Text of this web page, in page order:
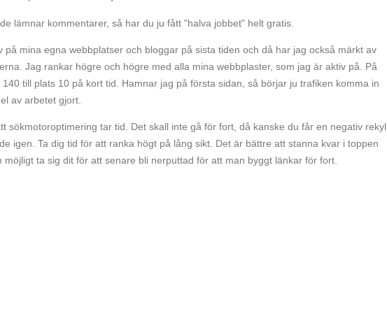
lämnar kommentarer, så har du ju fått "halva jobbet" helt gratis.
på mina egna webbplatser och bloggar på sista tiden och då har jag också märkt av
Jag rankar högre och högre med alla mina webbplaster, som jag är aktiv på. På
till plats 10 på kort tid. Hamnar jag på första sidan, så börjar ju trafiken komma in
av arbetet gjort.
sökmotoroptimering tar tid. Det skall inte gå för fort, då kanske du får en negativ rekyl
igen. Ta dig tid för att ranka högt på lång sikt. Det är bättre att stanna kvar i toppen
ta sig dit för att senare bli nerputtad för att man byggt länkar för fort.